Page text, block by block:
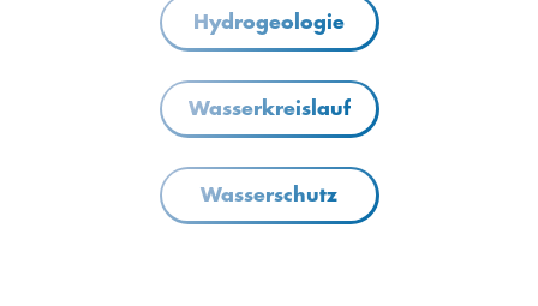
Hydrogeologie
Wasserkreislauf
Wasserschutz